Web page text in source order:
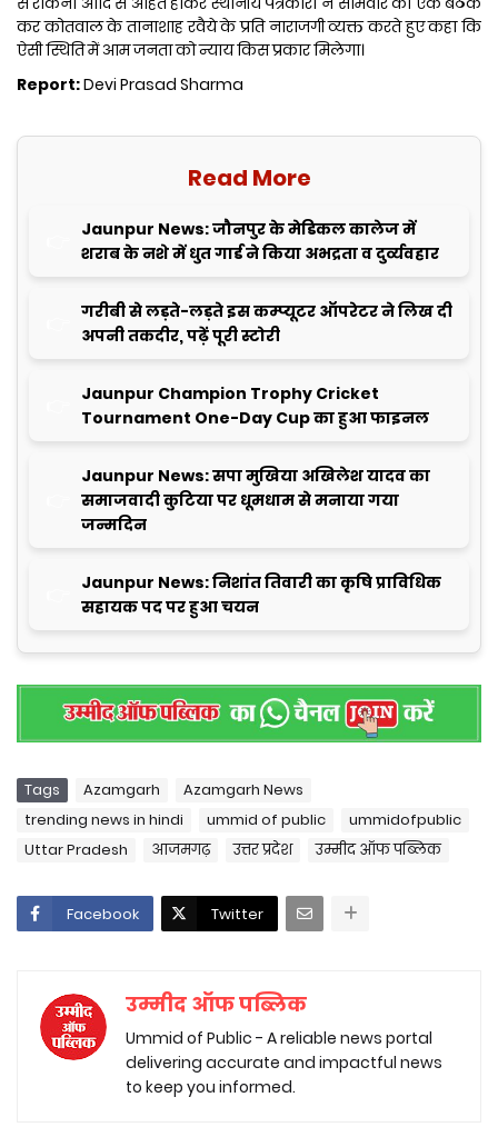
कर कोतवाल के तानाशाह रवैये के प्रति नाराजगी व्यक्त करते हुए कहा कि
ऐसी स्थिति में आम जनता को न्याय किस प्रकार मिलेगा।
Report:Devi Prasad Sharma
Read More
Jaunpur News: जौनपुर के मेडिकल कालेज में
शराब के नशे में धुत गार्ड ने किया अभद्रता व दुर्व्यवहार
गरीबी से लड़ते-लड़ते इस कम्प्यूटर ऑपरेटर ने लिख दी
अपनी तकदीर, पढ़ें पूरी स्टोरी
Jaunpur Champion Trophy Cricket
Tournament One-Day Cup का हुआ फाइनल
Jaunpur News: सपा मुखिया अखिलेश यादव का
समाजवादी कुटिया पर धूमधाम से मनाया गया
जन्मदिन
Jaunpur News: निशांत तिवारी का कृषि प्राविधिक
सहायक पद पर हुआ चयन
Tags Azamgarh
Azamgarh News
trending news in hindi
ummid of public
ummidofpublic
Uttar Pradesh
आजमगढ़ उत्तर प्रदेश उम्मीद ऑफ पब्लिक
Facebook Twitter
उम्मीद ऑफ पब्लिक
Ummid of Public - A reliable news portal
delivering accurate and impactful news
to keep you informed.